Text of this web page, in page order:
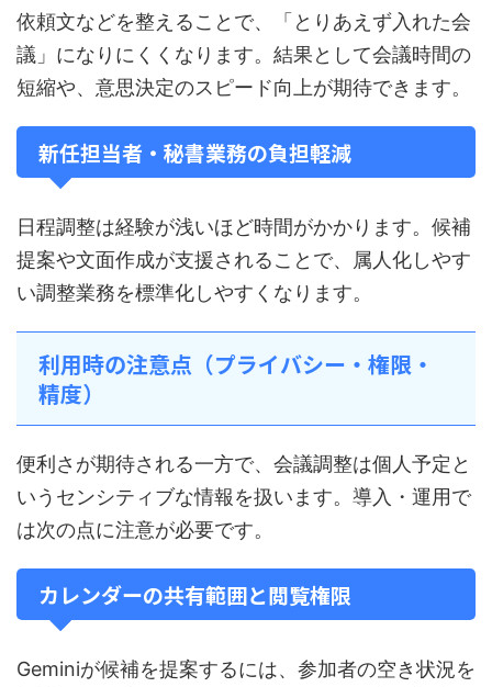
依頼文などを整えることで、「とりあえず入れた会
議」になりにくくなります。結果として会議時間の
短縮や、意思決定のスピード向上が期待できます。
新任担当者・秘書業務の負担軽減
日程調整は経験が浅いほど時間がかかります。候補
提案や文面作成が支援されることで、属人化しやす
い調整業務を標準化しやすくなります。
利用時の注意点（プライバシー・権限・
精度）
便利さが期待される一方で、会議調整は個人予定と
いうセンシティブな情報を扱います。導入・運用で
は次の点に注意が必要です。
カレンダーの共有範囲と閲覧権限
Geminiが候補を提案するには、参加者の空き状況を